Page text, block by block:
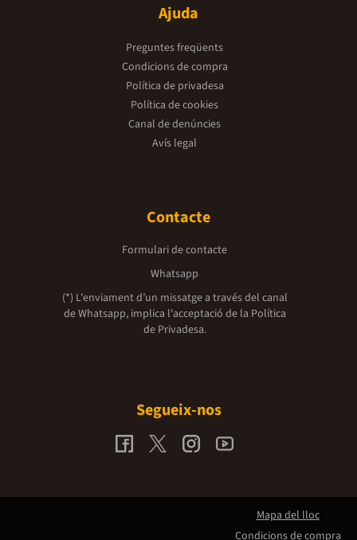
Ajuda
Preguntes freqüents
Condicions de compra
Política de privadesa
Política de cookies
Canal de denúncies
Avís legal
Contacte
Formulari de contacte
Whatsapp
(*) L'enviament d’un missatge a través del canal
de Whatsapp, implica l'acceptació de la Política
de Privadesa.
Segueix-nos
Mapa del lloc
Condicions de compra